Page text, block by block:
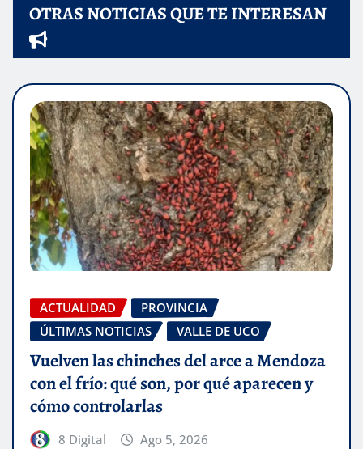
OTRAS NOTICIAS QUE TE INTERESAN
ACTUALIDAD
PROVINCIA
ÚLTIMAS NOTICIAS
VALLE DE UCO
Vuelven las chinches del arce a Mendoza
con el frío: qué son, por qué aparecen y
cómo controlarlas
8 Digital Ago 5, 2026